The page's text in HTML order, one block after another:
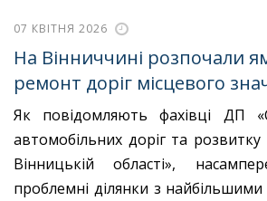
07 КВІТНЯ 2026
На Вінниччині розпочали
ремонт доріг місцевого
Як повідомляють фахівці ДП
автомобільних доріг та розвитку
Вінницькій області»,
проблемні ділянки з